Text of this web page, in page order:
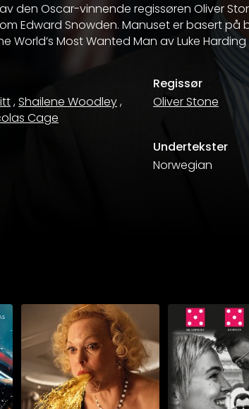
den Oscar-vinnende regissøren Oliver
Edward Snowden. Manuset er basert på
World’s Most Wanted Man av Luke
,Shailene Woodley,
Cage
Regissør
Oliver Stone
Undertekster
Norwegian